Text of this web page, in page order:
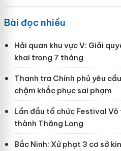
Bài đọc nhiều
Hải quan khu vực V: Giải
khai trong 7 tháng
Thanh tra Chính phủ yêu
chậm khắc phục sai phạm
Lần đầu tổ chức Festival
thành Thăng Long
Bắc Ninh: Xử phạt 3 cơ sở